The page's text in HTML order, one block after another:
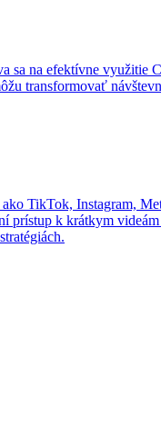
sa na efektívne využitie
transformovať
TikTok, Instagram,
prístup k krátkym